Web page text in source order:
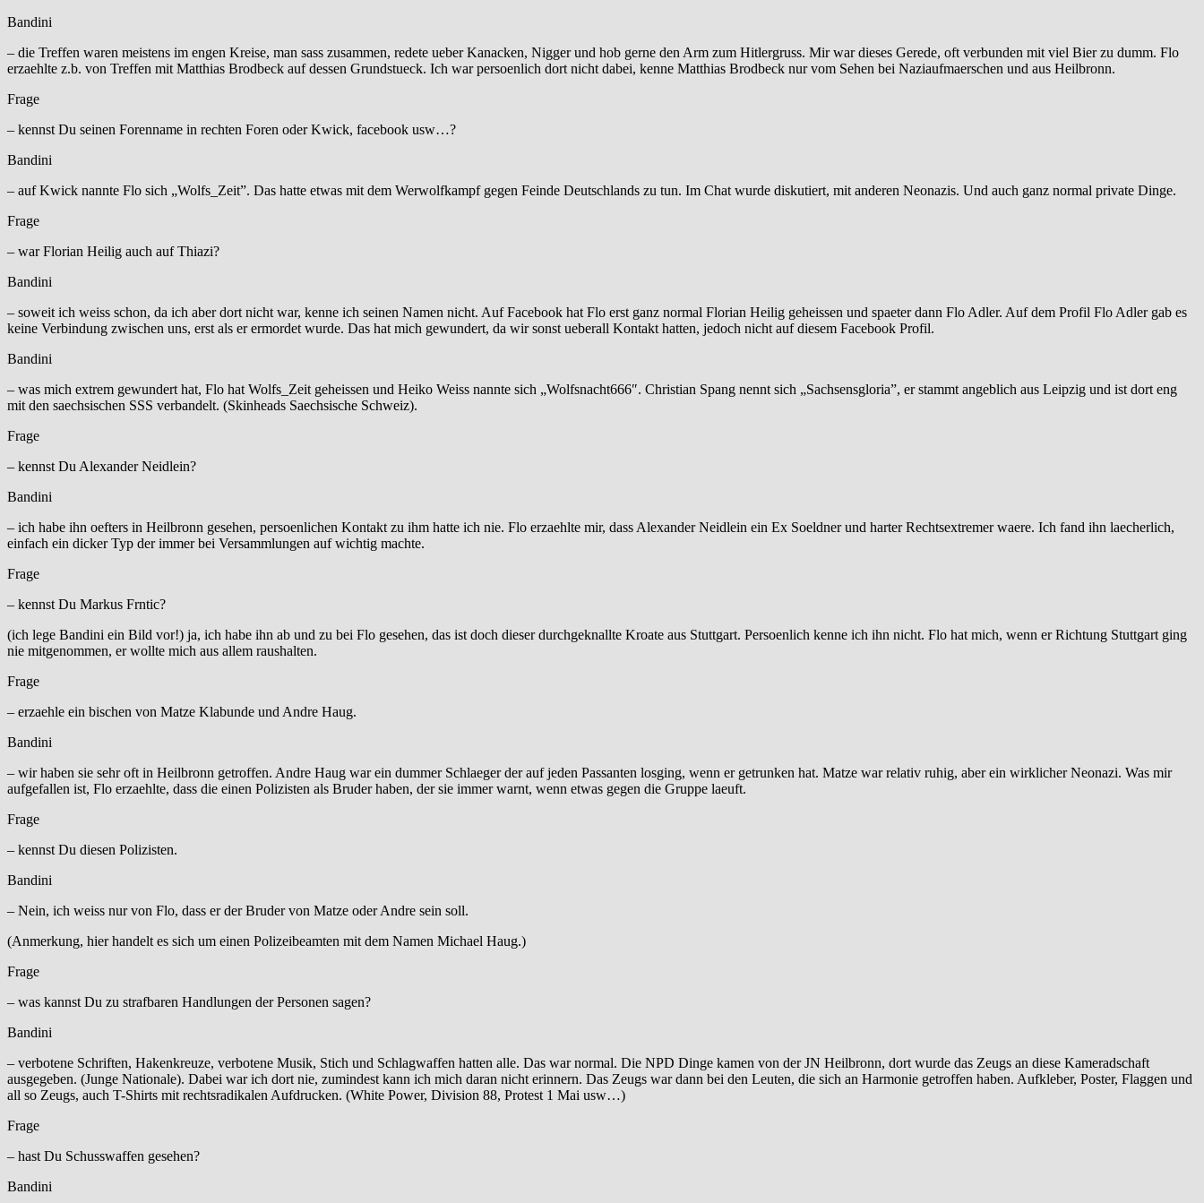
Bandini
– die Treffen waren meistens im engen Kreise, man sass zusammen, redete ueber Kanacken, Nigger und hob gerne den Arm zum Hitlergruss. Mir war dieses Gerede, oft verbunden mit viel Bier zu dumm. Flo
erzaehlte z.b. von Treffen mit Matthias Brodbeck auf dessen Grundstueck. Ich war persoenlich dort nicht dabei, kenne Matthias Brodbeck nur vom Sehen bei Naziaufmaerschen und aus Heilbronn.
Frage
– kennst Du seinen Forenname in rechten Foren oder Kwick, facebook usw…?
Bandini
– auf Kwick nannte Flo sich „Wolfs_Zeit”. Das hatte etwas mit dem Werwolfkampf gegen Feinde Deutschlands zu tun. Im Chat wurde diskutiert, mit anderen Neonazis. Und auch ganz normal private Dinge.
Frage
– war Florian Heilig auch auf Thiazi?
Bandini
– soweit ich weiss schon, da ich aber dort nicht war, kenne ich seinen Namen nicht. Auf Facebook hat Flo erst ganz normal Florian Heilig geheissen und spaeter dann Flo Adler. Auf dem Profil Flo Adler gab es
keine Verbindung zwischen uns, erst als er ermordet wurde. Das hat mich gewundert, da wir sonst ueberall Kontakt hatten, jedoch nicht auf diesem Facebook Profil.
Bandini
– was mich extrem gewundert hat, Flo hat Wolfs_Zeit geheissen und Heiko Weiss nannte sich „Wolfsnacht666″. Christian Spang nennt sich „Sachsensgloria”, er stammt angeblich aus Leipzig und ist dort eng
mit den saechsischen SSS verbandelt. (Skinheads Saechsische Schweiz).
Frage
– kennst Du Alexander Neidlein?
Bandini
– ich habe ihn oefters in Heilbronn gesehen, persoenlichen Kontakt zu ihm hatte ich nie. Flo erzaehlte mir, dass Alexander Neidlein ein Ex Soeldner und harter Rechtsextremer waere. Ich fand ihn laecherlich,
einfach ein dicker Typ der immer bei Versammlungen auf wichtig machte.
Frage
– kennst Du Markus Frntic?
(ich lege Bandini ein Bild vor!) ja, ich habe ihn ab und zu bei Flo gesehen, das ist doch dieser durchgeknallte Kroate aus Stuttgart. Persoenlich kenne ich ihn nicht. Flo hat mich, wenn er Richtung Stuttgart ging
nie mitgenommen, er wollte mich aus allem raushalten.
Frage
– erzaehle ein bischen von Matze Klabunde und Andre Haug.
Bandini
– wir haben sie sehr oft in Heilbronn getroffen. Andre Haug war ein dummer Schlaeger der auf jeden Passanten losging, wenn er getrunken hat. Matze war relativ ruhig, aber ein wirklicher Neonazi. Was mir
aufgefallen ist, Flo erzaehlte, dass die einen Polizisten als Bruder haben, der sie immer warnt, wenn etwas gegen die Gruppe laeuft.
Frage
– kennst Du diesen Polizisten.
Bandini
– Nein, ich weiss nur von Flo, dass er der Bruder von Matze oder Andre sein soll.
(Anmerkung, hier handelt es sich um einen Polizeibeamten mit dem Namen Michael Haug.)
Frage
– was kannst Du zu strafbaren Handlungen der Personen sagen?
Bandini
– verbotene Schriften, Hakenkreuze, verbotene Musik, Stich und Schlagwaffen hatten alle. Das war normal. Die NPD Dinge kamen von der JN Heilbronn, dort wurde das Zeugs an diese Kameradschaft
ausgegeben. (Junge Nationale). Dabei war ich dort nie, zumindest kann ich mich daran nicht erinnern. Das Zeugs war dann bei den Leuten, die sich an Harmonie getroffen haben. Aufkleber, Poster, Flaggen und
all so Zeugs, auch T-Shirts mit rechtsradikalen Aufdrucken. (White Power, Division 88, Protest 1 Mai usw…)
Frage
– hast Du Schusswaffen gesehen?
Bandini